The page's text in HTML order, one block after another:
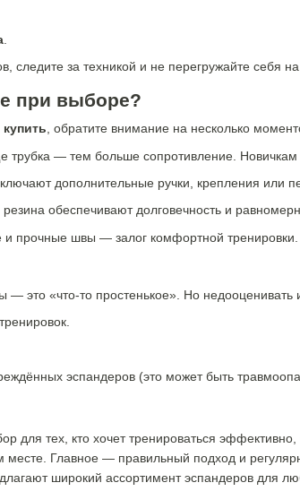
следите за техникой и не перегружайте себя
при выборе?
, обратите внимание на несколько
трубка — тем больше сопротивление. Новичкам
дополнительные ручки, крепления или
обеспечивают долговечность и
прочные швы — залог комфортной тренировки.
— это «что-то простенькое». Но недооценивать
эспандеров (это может быть
для тех, кто хочет тренироваться
Главное — правильный подход и
широкий ассортимент эспандеров для